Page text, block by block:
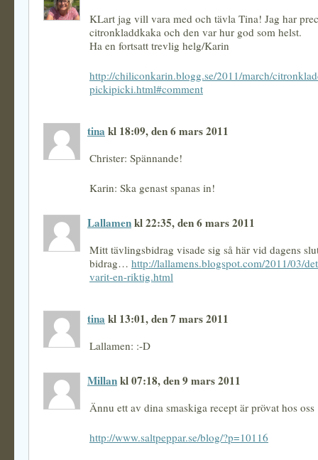
KLart jag vill vara med och tävla Tina! Jag har
citronkladdkaka och den var hur god som helst.
Ha en fortsatt trevlig helg/Karin
http://chiliconkarin.blogg.se/2011/march/
pickipicki.html#comment
tina kl 18:09, den 6 mars 2011
Christer: Spännande!
Karin: Ska genast spanas in!
Lallamenkl 22:35, den 6 mars 2011
Mitt tävlingsbidrag visade sig så här vid dagens
bidrag… http://lallamens.blogspot.com/2011/03/
varit-en-riktig.html
tina kl 13:01, den 7 mars 2011
Lallamen: :-D
Millankl 07:18, den 9 mars 2011
Ännu ett av dina smaskiga recept är prövat hos oss
http://www.saltpeppar.se/blog/?p=10116